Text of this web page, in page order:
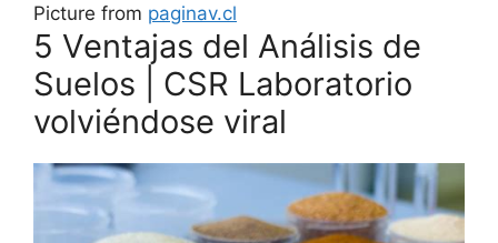
Picture from paginav.cl
5 Ventajas del Análisis de
Suelos | CSR Laboratorio
volviéndose viral